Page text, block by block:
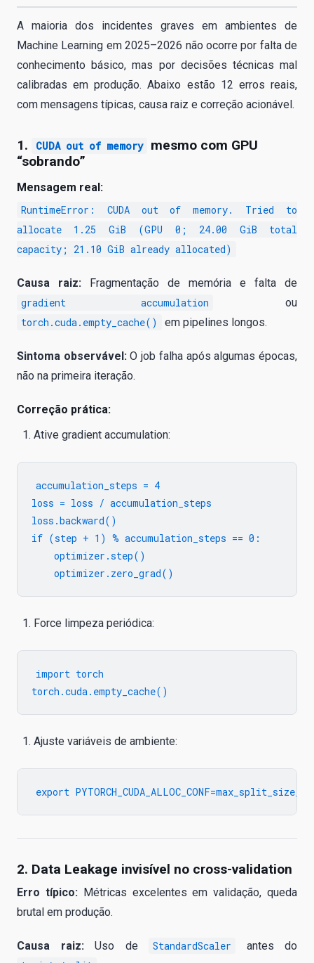
A maioria dos incidentes graves em ambientes de
Machine Learning em 2025–2026 não ocorre por falta de
conhecimento básico, mas por decisões técnicas mal
calibradas em produção. Abaixo estão 12 erros reais,
com mensagens típicas, causa raiz e correção acionável.
1. CUDA out of memory
mesmo com GPU
“sobrando”
Mensagem real:
RuntimeError: CUDA out of memory. Tried to
allocate 1.25 GiB (GPU 0; 24.00 GiB total
capacity; 21.10 GiB already allocated)
Causa raiz: Fragmentação de memória e falta de
gradient accumulation
ou
torch.cuda.empty_cache()
em pipelines longos.
Sintoma observável:O job falha após algumas épocas,
não na primeira iteração.
Correção prática:
Ative gradient accumulation:
accumulation_steps = 4
loss = loss / accumulation_steps
loss.backward()
if (step + 1) % accumulation_steps == 0:
    optimizer.step()
Force limpeza periódica:
import torch
Ajuste variáveis de ambiente:
2. Data Leakage invisível no cross-validation
Erro típico:Métricas excelentes em validação, queda
brutal em produção.
Causa raiz:Uso de StandardScaler
antes do